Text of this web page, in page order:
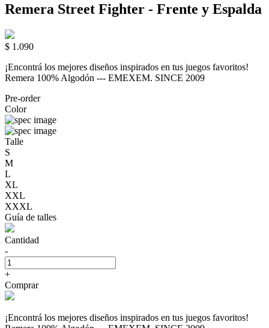
Remera Street Fighter - Frente y Espalda
$ 1.090
¡Encontrá los mejores diseños inspirados en tus juegos favoritos!
Remera 100% Algodón --- EMEXEM. SINCE 2009
Pre-order
Color
Talle
S
M
L
XL
XXL
XXXL
Guía de talles
Cantidad
-
+
Comprar
¡Encontrá los mejores diseños inspirados en tus juegos favoritos!